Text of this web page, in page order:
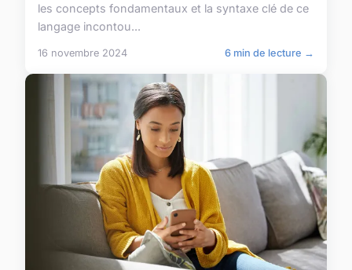
les concepts fondamentaux et la syntaxe clé de ce
langage incontou...
16 novembre 2024 6 min de lecture →